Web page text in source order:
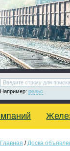
Например: рельс
Главная /Доска